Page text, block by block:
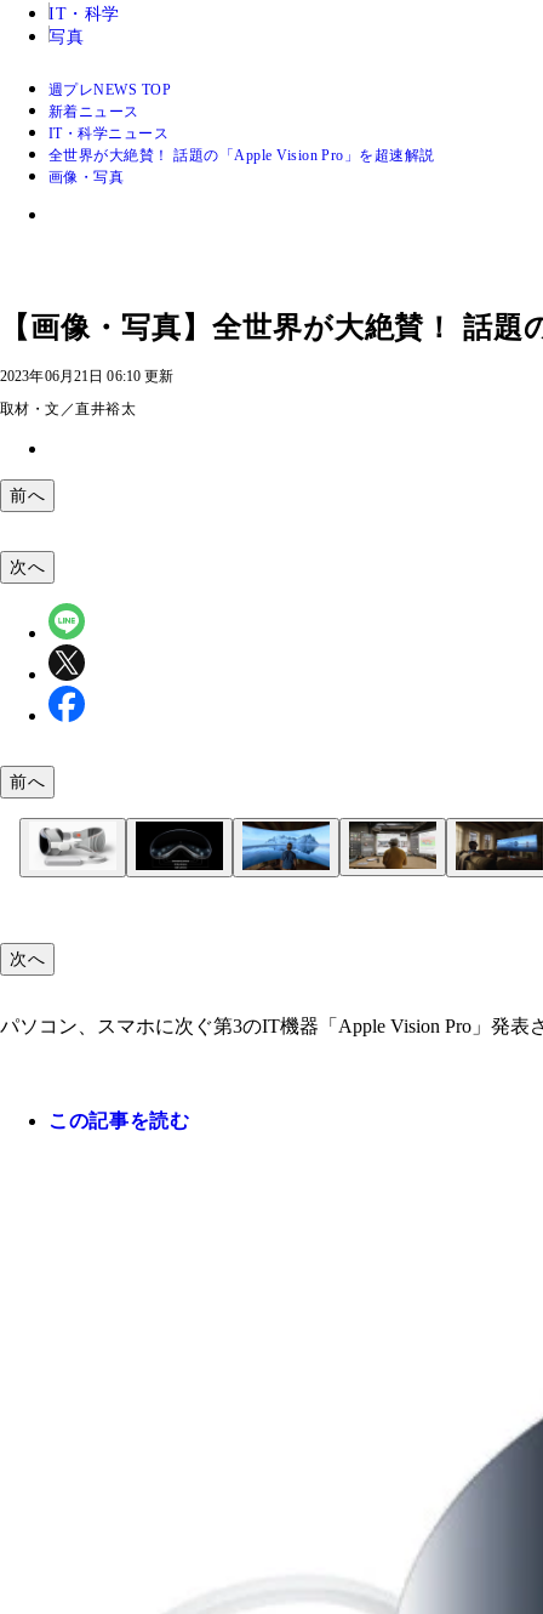
IT・科学
写真
週プレNEWS TOP
新着ニュース
IT・科学ニュース
全世界が大絶賛！ 話題の「Apple Vision Pro」を超速解説
画像・写真
【画像・写真】全世界が大絶賛！ 話
2023年06月21日 06:10 更新
取材・文／直井裕太
前へ
Apple Vision Pro 3499ドル（約50万円）から／ア
合する、空間コンピューター。これまでのVRや
き、そして音声で操作することが可能。これまで
ブラウザや画像編集アプリなど、Apple Vision
スマホを操作するような感覚でタッチ、スワイプ
新OSの『visionOS』は視線によって使いたいア
本体前面のカメラで自分を撮影することで、自分
ペックを生かした新動画コンテンツの登場にも期待
次へ
前へ
次へ
パソコン、スマホに次ぐ第3のIT機器「Apple Vision Pro」発
この記事を読む